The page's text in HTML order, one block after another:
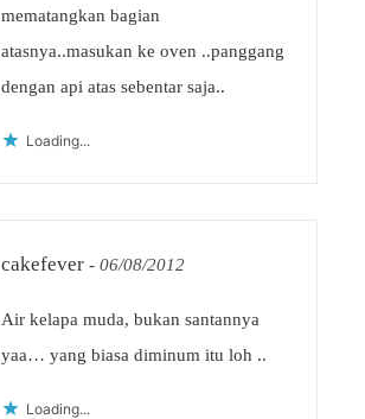
mematangkan bagian
atasnya..masukan ke oven ..panggang
dengan api atas sebentar saja..
Loading...
cakefever - 06/08/2012
Air kelapa muda, bukan santannya
yaa… yang biasa diminum itu loh ..
Loading...